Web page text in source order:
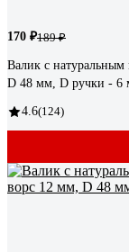
170 ₽189 ₽
Валик с
D 48 мм, D ручки - 6
4.6(124)